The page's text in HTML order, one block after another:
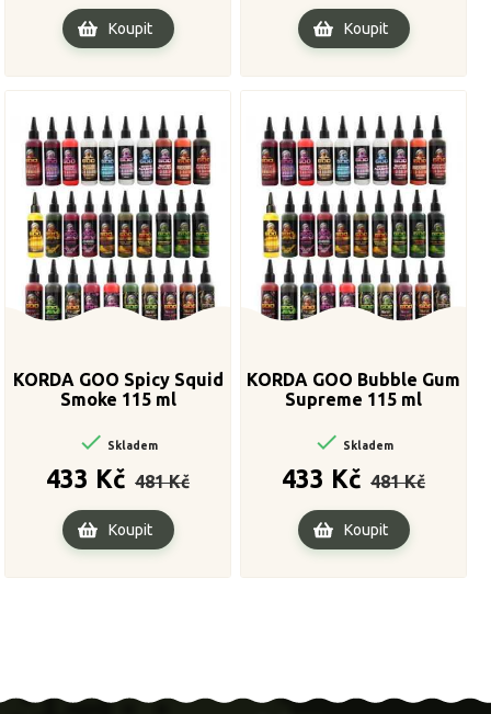
Koupit Koupit
KORDA GOO Spicy Squid
Smoke 115 ml
 Skladem
433 Kč
cena
481 Kč
Koupit
KORDA GOO Bubble Gum
Supreme 115 ml
 Skladem
433 Kč
cena
481 Kč
Koupit